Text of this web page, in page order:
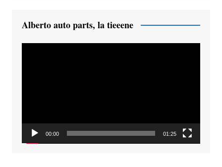
Alberto auto parts, la tieeene
00:00 01:25